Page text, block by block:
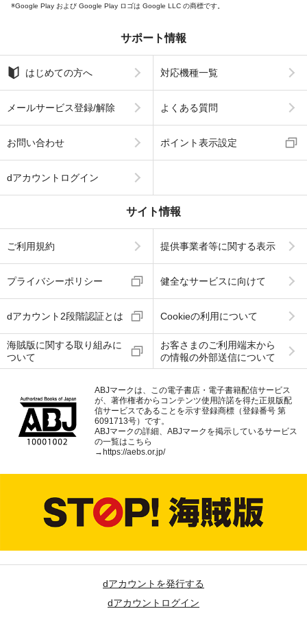
Google Play および Google Play ロゴは Google LLC の商標です。
サポート情報
はじめての方へ 対応機種一覧
メールサービス登録/解除 よくある質問
お問い合わせ ポイント表示設定
dアカウントログイン
サイト情報
ご利用規約 提供事業者等に関する表示
プライバシーポリシー 健全なサービスに向けて
dアカウント2段階認証とは Cookieの利用について
海賊版に関する取り組みに
ついて
お客さまのご利用端末から
の情報の外部送信について
ABJマークは、この電子書店・電子書籍配信サービス
が、著作権者からコンテンツ使用許諾を得た正規版配
信サービスであることを示す登録商標（登録番号 第
6091713号）です。
ABJマークの詳細、ABJマークを掲示しているサービス
の一覧はこちら
→https://aebs.or.jp/
dアカウントを発行する
dアカウントログイン